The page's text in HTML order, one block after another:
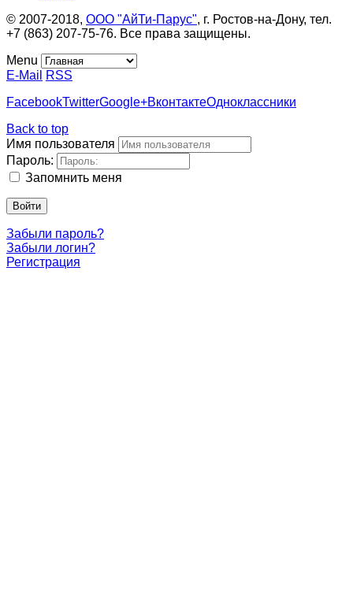
© 2007-2018, ООО "АйТи-Парус", г. Ростов-на-Дону, тел.
+7 (863) 207-75-76. Все права защищены.
Menu
E-Mail
RSS
FacebookTwitterGoogle+ВконтактеОдноклассники
Back to top
Имя пользователя
Пароль:
Запомнить меня
Войти
Забыли пароль?
Забыли логин?
Регистрация